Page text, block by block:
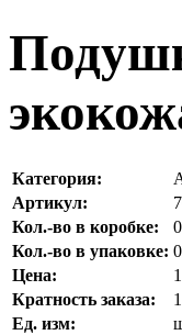
Категория:
Артикул:
Кол.-во в коробке:
0
Кол.-во в упаковке: 0
Цена:
Кратность заказа:
1
Ед. изм: